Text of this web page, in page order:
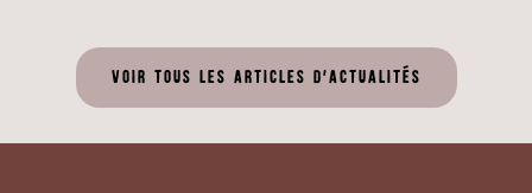
Voir tous les articles d'actualités